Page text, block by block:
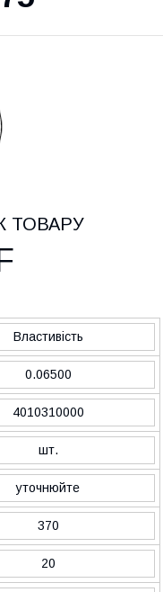
ТОВАРУ
Властивість
0.06500
4010310000
шт.
уточнюйте
370
20